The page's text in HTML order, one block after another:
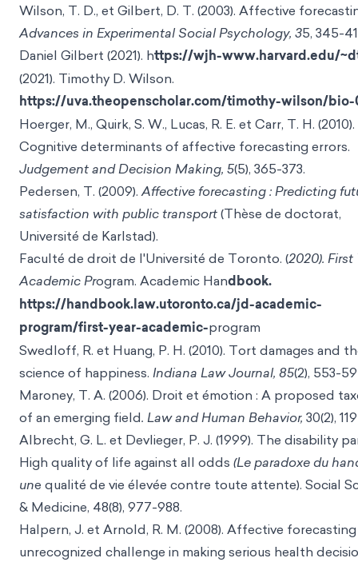
Wilson, T. D., et Gilbert, D. T. (2003). Affective
Advances in Experimental Social Psychology, 35, 345-
Daniel Gilbert (2021). https://wjh-www.harvard.edu/
(2021). Timothy D. Wilson.
https://uva.theopenscholar.com/timothy-wilson/bio-
Hoerger, M., Quirk, S. W., Lucas, R. E. et Carr, T. H. (2010).
Cognitive determinants of affective forecasting errors.
Judgement and Decision Making, 5(5), 365-373.
Pedersen, T. (2009).Affective forecasting : Predicting
satisfaction with public transport(Thèse de doctorat,
Université de Karlstad).
Faculté de droit de l'Université de Toronto. (2020). First
Academic Program. Academic Handbook.
https://handbook.law.utoronto.ca/jd-academic-
program/first-year-academic-program
Swedloff, R. et Huang, P. H. (2010). Tort damages and
science of happiness. Indiana Law Journal, 85(2), 553-
Maroney, T. A. (2006). Droit et émotion : A proposed
of an emerging field. Law and Human Behavior, 30(2),
Albrecht, G. L. et Devlieger, P. J. (1999). The disability
High quality of life against all odds (Le paradoxe du
une qualité de vie élevée contre toute attente). Social
& Medicine, 48(8), 977-988.
Halpern, J. et Arnold, R. M. (2008). Affective
unrecognized challenge in making serious health